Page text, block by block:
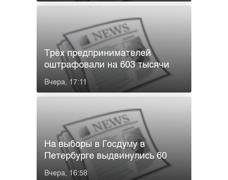
Вчера, 17:11
Трёх предпринимателей
оштрафовали на 603 тысячи
рублей ...
Вчера, 16:58
На выборы в Госдуму в
Петербурге выдвинулись 60
кандидатов